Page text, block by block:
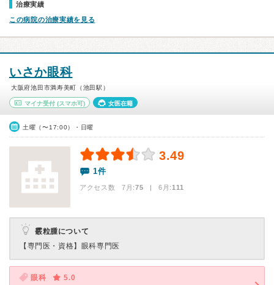
治療実績
この病院の治療実績を見る
いさか眼科
大阪府池田市満寿美町（池田駅）
マイナ受付 (スマホ可) 女医在籍
土曜（〜17:00）・日曜
3.49
1件
アクセス数 7月:75 | 6月:111
霰粒腫について
【専門医・資格】 眼科専門医
眼科
5.0